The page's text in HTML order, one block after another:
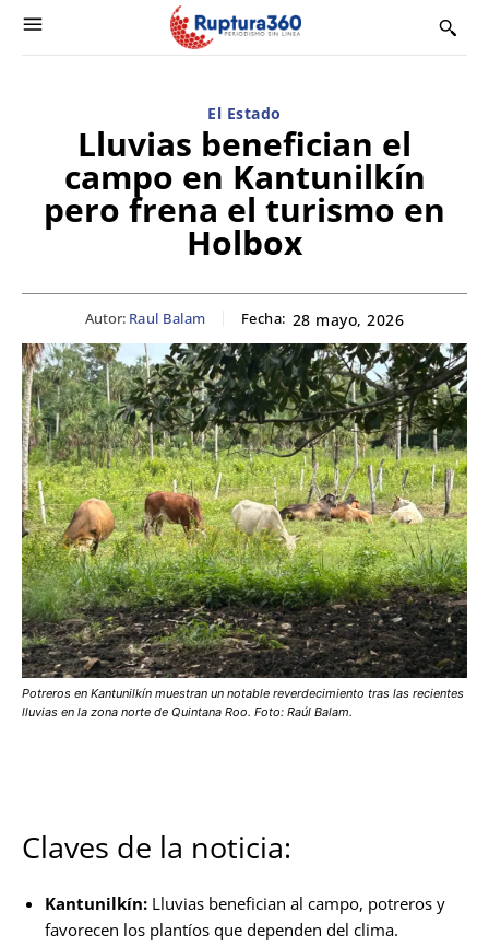
El Estado
Lluvias benefician el
campo en Kantunilkín
pero frena el turismo en
Holbox
Autor: Raul Balam Fecha: 28 mayo, 2026
Potreros en Kantunilkín muestran un notable reverdecimiento tras las recientes
lluvias en la zona norte de Quintana Roo. Foto: Raúl Balam.
Claves de la noticia:
Kantunilkín: Lluvias benefician al campo, potreros y
favorecen los plantíos que dependen del clima.